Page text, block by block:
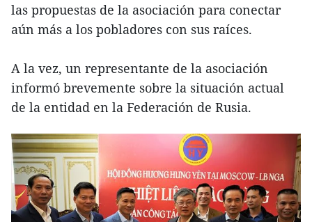
las propuestas de la asociación para conectar
aún más a los pobladores con sus raíces.
A la vez, un representante de la asociación
informó brevemente sobre la situación actual
de la entidad en la Federación de Rusia.